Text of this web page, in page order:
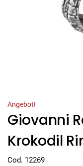
Angebot!
Giovanni
Krokodil
Cod. 12269